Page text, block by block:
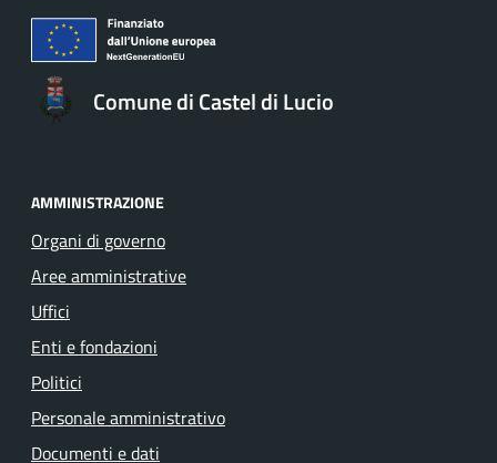
Comune di Castel di Lucio
AMMINISTRAZIONE
Organi di governo
Aree amministrative
Uffici
Enti e fondazioni
Politici
Personale amministrativo
Documenti e dati